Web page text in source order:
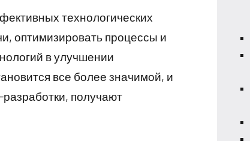
технологических
оптимизировать процессы и
в улучшении
все более значимой, и
получают